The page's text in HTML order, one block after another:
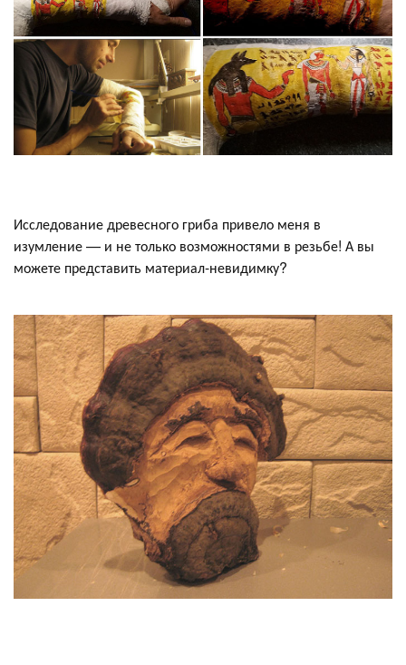
Исследование древесного гриба привело меня в
изумление — и не только возможностями в резьбе! А вы
можете представить материал-невидимку?